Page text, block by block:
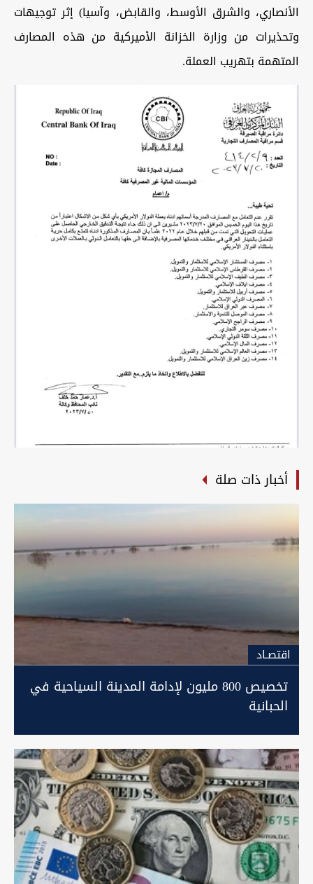
الأنصاري، والشرق الأوسط، والقابض، وآسيا) إثر توجيهات
وتحذيرات من وزارة الخزانة الأميركية من هذه المصارف
المتهمة بتهريب العملة.
أخبار ذات صلة
اقتصـاد
تخصيص 800 مليون لإدامة المدينة السياحية في
الحبانية